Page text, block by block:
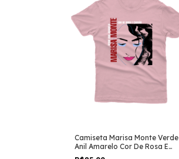
Camiseta Marisa Monte Verde
Anil Amarelo Cor De Rosa E
Carvão